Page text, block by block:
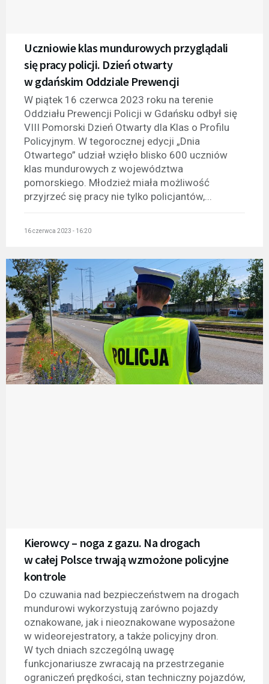
Uczniowie klas mundurowych przyglądali
się pracy policji. Dzień otwarty
w gdańskim Oddziale Prewencji
W piątek 16 czerwca 2023 roku na terenie
Oddziału Prewencji Policji w Gdańsku odbył się
VIII Pomorski Dzień Otwarty dla Klas o Profilu
Policyjnym. W tegorocznej edycji „Dnia
Otwartego” udział wzięło blisko 600 uczniów
klas mundurowych z województwa
pomorskiego. Młodzież miała możliwość
przyjrzeć się pracy nie tylko policjantów,...
16 czerwca 2023 - 16:20
Kierowcy – noga z gazu. Na drogach
w całej Polsce trwają wzmożone policyjne
kontrole
Do czuwania nad bezpieczeństwem na drogach
mundurowi wykorzystują zarówno pojazdy
oznakowane, jak i nieoznakowane wyposażone
w wideorejestratory, a także policyjny dron.
W tych dniach szczególną uwagę
funkcjonariusze zwracają na przestrzeganie
ograniczeń prędkości, stan techniczny pojazdów,